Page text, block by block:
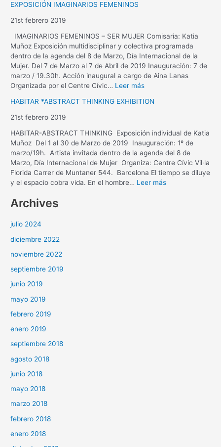
EXPOSICIÓN IMAGINARIOS FEMENINOS
21st febrero 2019
IMAGINARIOS FEMENINOS – SER MUJER Comisaria: Katia
Muñoz Exposición multidisciplinar y colectiva programada
dentro de la agenda del 8 de Marzo, Día Internacional de la
Mujer. Del 7 de Marzo al 7 de Abril de 2019 Inauguración: 7 de
marzo / 19.30h. Acción inaugural a cargo de Aina Lanas
Organizada por el Centre Cívic… Leer más
HABITAR *ABSTRACT THINKING EXHIBITION
21st febrero 2019
HABITAR-ABSTRACT THINKING Exposición individual de Katia
Muñoz Del 1 al 30 de Marzo de 2019 Inauguración: 1º de
marzo/19h. Artista invitada dentro de la agenda del 8 de
Marzo, Día Internacional de Mujer Organiza: Centre Cívic Vil·la
Florida Carrer de Muntaner 544. Barcelona El tiempo se diluye
y el espacio cobra vida. En el hombre… Leer más
Archives
julio 2024
diciembre 2022
noviembre 2022
septiembre 2019
junio 2019
mayo 2019
febrero 2019
enero 2019
septiembre 2018
agosto 2018
junio 2018
mayo 2018
marzo 2018
febrero 2018
enero 2018